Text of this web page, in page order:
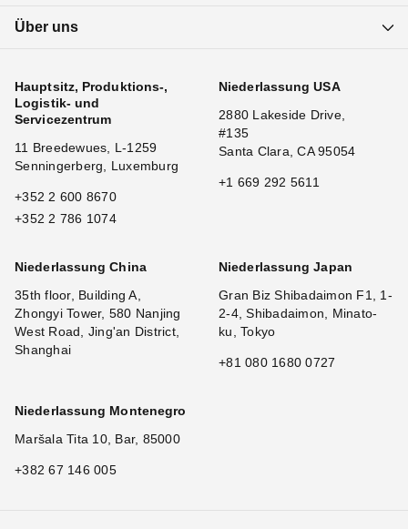
Über uns
Hauptsitz, Produktions-,
Logistik- und
Servicezentrum
11 Breedewues, L-1259
Senningerberg, Luxemburg
+352 2 600 8670
+352 2 786 1074
Niederlassung USA
2880 Lakeside Drive,
#135
Santa Clara, CA 95054
+1 669 292 5611
Niederlassung China
35th floor, Building A,
Zhongyi Tower, 580 Nanjing
West Road, Jing'an District,
Shanghai
Niederlassung Japan
Gran Biz Shibadaimon F1, 1-
2-4, Shibadaimon, Minato-
ku, Tokyo
+81 080 1680 0727
Niederlassung Montenegro
Maršala Tita 10, Bar, 85000
+382 67 146 005